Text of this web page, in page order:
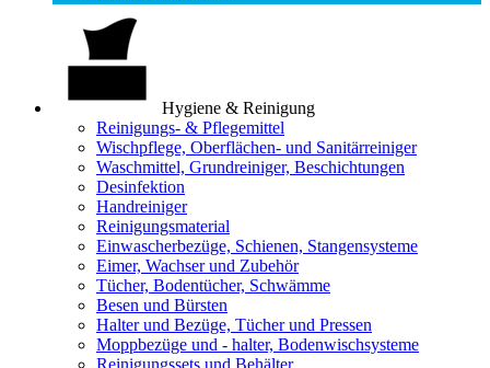
Hygiene & Reinigung
Reinigungs- & Pflegemittel
Wischpflege, Oberflächen- und Sanitärreiniger
Waschmittel, Grundreiniger, Beschichtungen
Desinfektion
Handreiniger
Reinigungsmaterial
Einwascherbezüge, Schienen, Stangensysteme
Eimer, Wachser und Zubehör
Tücher, Bodentücher, Schwämme
Besen und Bürsten
Halter und Bezüge, Tücher und Pressen
Moppbezüge und - halter, Bodenwischsysteme